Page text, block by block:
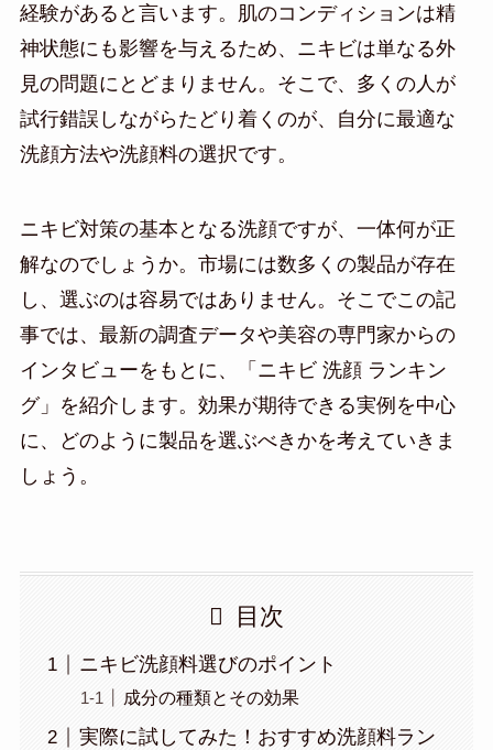
経験があると言います。肌のコンディションは精
神状態にも影響を与えるため、ニキビは単なる外
見の問題にとどまりません。そこで、多くの人が
試行錯誤しながらたどり着くのが、自分に最適な
洗顔方法や洗顔料の選択です。
ニキビ対策の基本となる洗顔ですが、一体何が正
解なのでしょうか。市場には数多くの製品が存在
し、選ぶのは容易ではありません。そこでこの記
事では、最新の調査データや美容の専門家からの
インタビューをもとに、「ニキビ 洗顔 ランキン
グ」を紹介します。効果が期待できる実例を中心
に、どのように製品を選ぶべきかを考えていきま
しょう。
目次
ニキビ洗顔料選びのポイント
成分の種類とその効果
実際に試してみた！おすすめ洗顔料ラン